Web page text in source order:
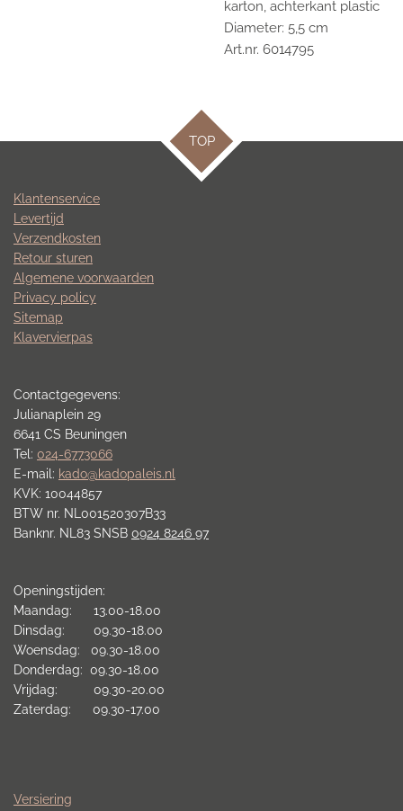
karton, achterkant plastic
Diameter: 5,5 cm
Art.nr. 6014795
TOP
Klantenservice
Levertijd
Verzendkosten
Retour sturen
Algemene voorwaarden
Privacy policy
Sitemap
Klavervierpas
Contactgegevens:
Julianaplein 29
6641 CS Beuningen
Tel: 024-6773066
E-mail: kado@kadopaleis.nl
KVK: 10044857
BTW nr. NL001520307B33
Banknr. NL83 SNSB 0924 8246 97
Openingstijden:
Maandag: 13.00-18.00
Dinsdag: 09.30-18.00
Woensdag: 09.30-18.00
Donderdag: 09.30-18.00
Vrijdag: 09.30-20.00
Zaterdag: 09.30-17.00
Versiering